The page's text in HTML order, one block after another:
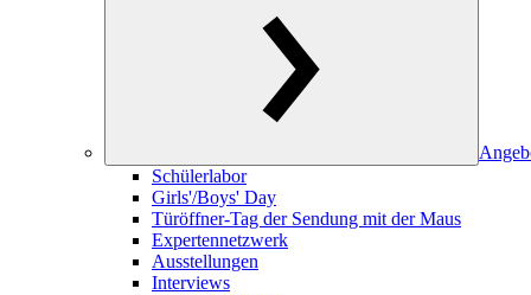
Schülerlabor
Girls'/Boys' Day
Türöffner-Tag der Sendung mit der Maus
Expertennetzwerk
Ausstellungen
Interviews